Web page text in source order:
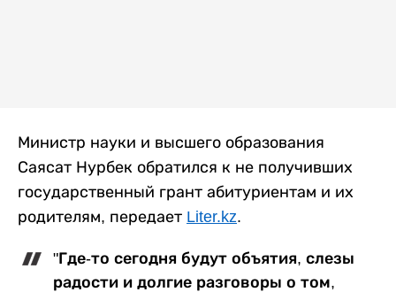
Министр науки и высшего образования
Саясат Нурбек обратился к не получивших
государственный грант абитуриентам и их
родителям, передает Liter.kz.
"Где-то сегодня будут объятия, слезы
радости и долгие разговоры о том,